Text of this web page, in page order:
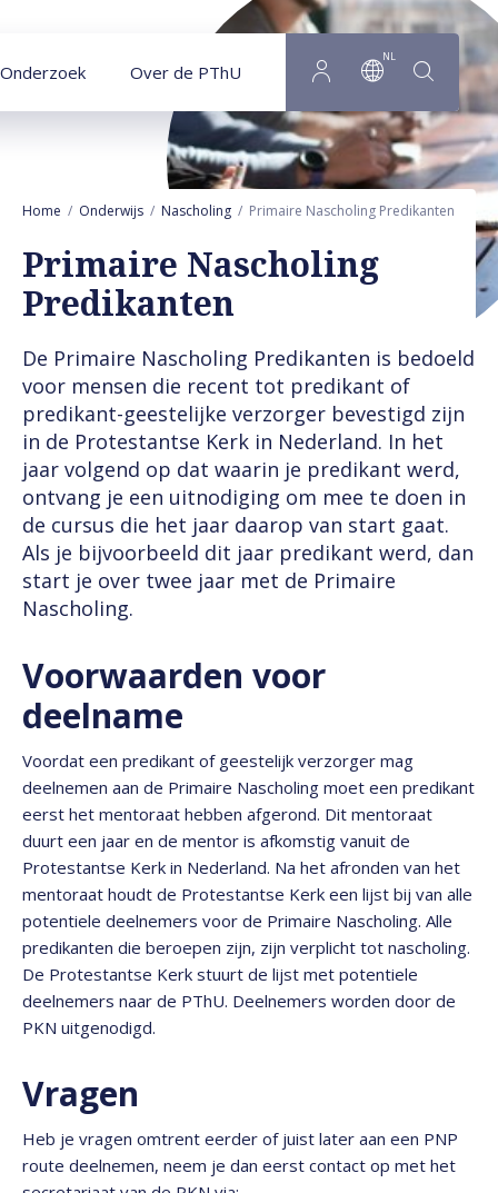
Onderzoek Over de PThU
NL
Home Onderwijs Nascholing Primaire Nascholing Predikanten
Primaire Nascholing
Predikanten
De Primaire Nascholing Predikanten is bedoeld
voor mensen die recent tot predikant of
predikant-geestelijke verzorger bevestigd zijn
in de Protestantse Kerk in Nederland. In het
jaar volgend op dat waarin je predikant werd,
ontvang je een uitnodiging om mee te doen in
de cursus die het jaar daarop van start gaat.
Als je bijvoorbeeld dit jaar predikant werd, dan
start je over twee jaar met de Primaire
Nascholing.
Voorwaarden voor
deelname
Voordat een predikant of geestelijk verzorger mag
deelnemen aan de Primaire Nascholing moet een predikant
eerst het mentoraat hebben afgerond. Dit mentoraat
duurt een jaar en de mentor is afkomstig vanuit de
Protestantse Kerk in Nederland. Na het afronden van het
mentoraat houdt de Protestantse Kerk een lijst bij van alle
potentiele deelnemers voor de Primaire Nascholing. Alle
predikanten die beroepen zijn, zijn verplicht tot nascholing.
De Protestantse Kerk stuurt de lijst met potentiele
deelnemers naar de PThU. Deelnemers worden door de
PKN uitgenodigd.
Vragen
Heb je vragen omtrent eerder of juist later aan een PNP
route deelnemen, neem je dan eerst contact op met het